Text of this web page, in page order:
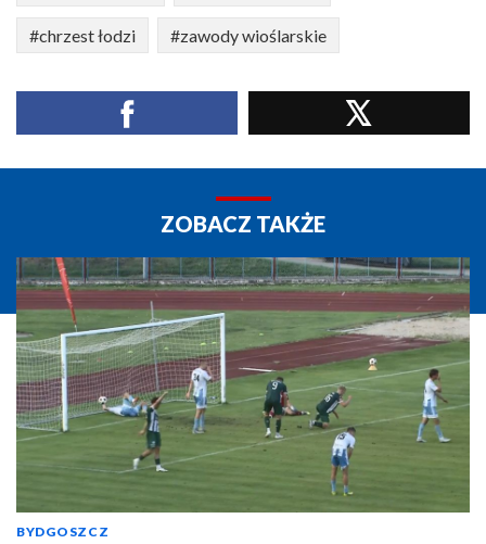
#chrzest łodzi #zawody wioślarskie
ZOBACZ TAKŻE
BYDGOSZCZ